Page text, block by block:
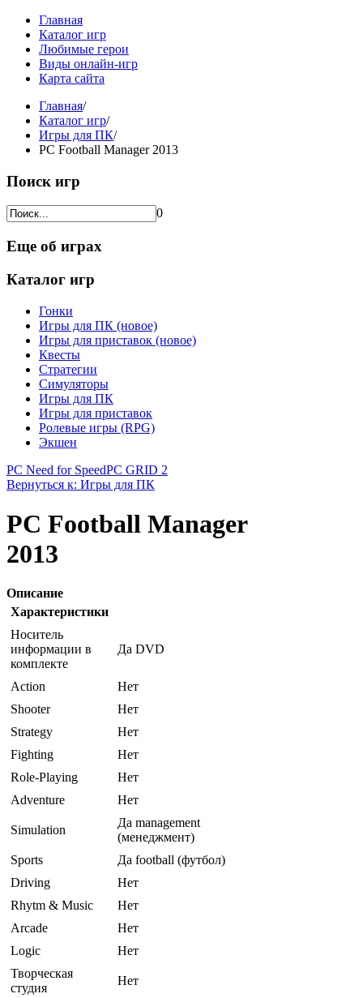
Главная
Каталог игр
Любимые герои
Виды онлайн-игр
Карта сайта
Главная/
Каталог игр/
Игры для ПК/
PC Football Manager 2013
Поиск игр
0
Еще об играх
Каталог игр
Гонки
Игры для ПК (новое)
Игры для приставок (новое)
Квесты
Стратегии
Симуляторы
Игры для ПК
Игры для приставок
Ролевые игры (RPG)
Экшен
PC Need for SpeedPC GRID 2
Вернуться к: Игры для ПК
PC Football Manager
2013
Описание
Характеристики
Носитель
информации в
комплекте
Да DVD
Action
Нет
Shooter
Нет
Strategy
Нет
Fighting
Нет
Role-Playing
Нет
Adventure
Нет
Simulation
Да management
(менеджмент)
Sports
Да football (футбол)
Driving
Нет
Rhytm & Music
Нет
Arcade
Нет
Logic
Нет
Творческая
студия
Нет